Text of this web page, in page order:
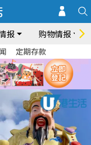
报 购物情报
定期存款